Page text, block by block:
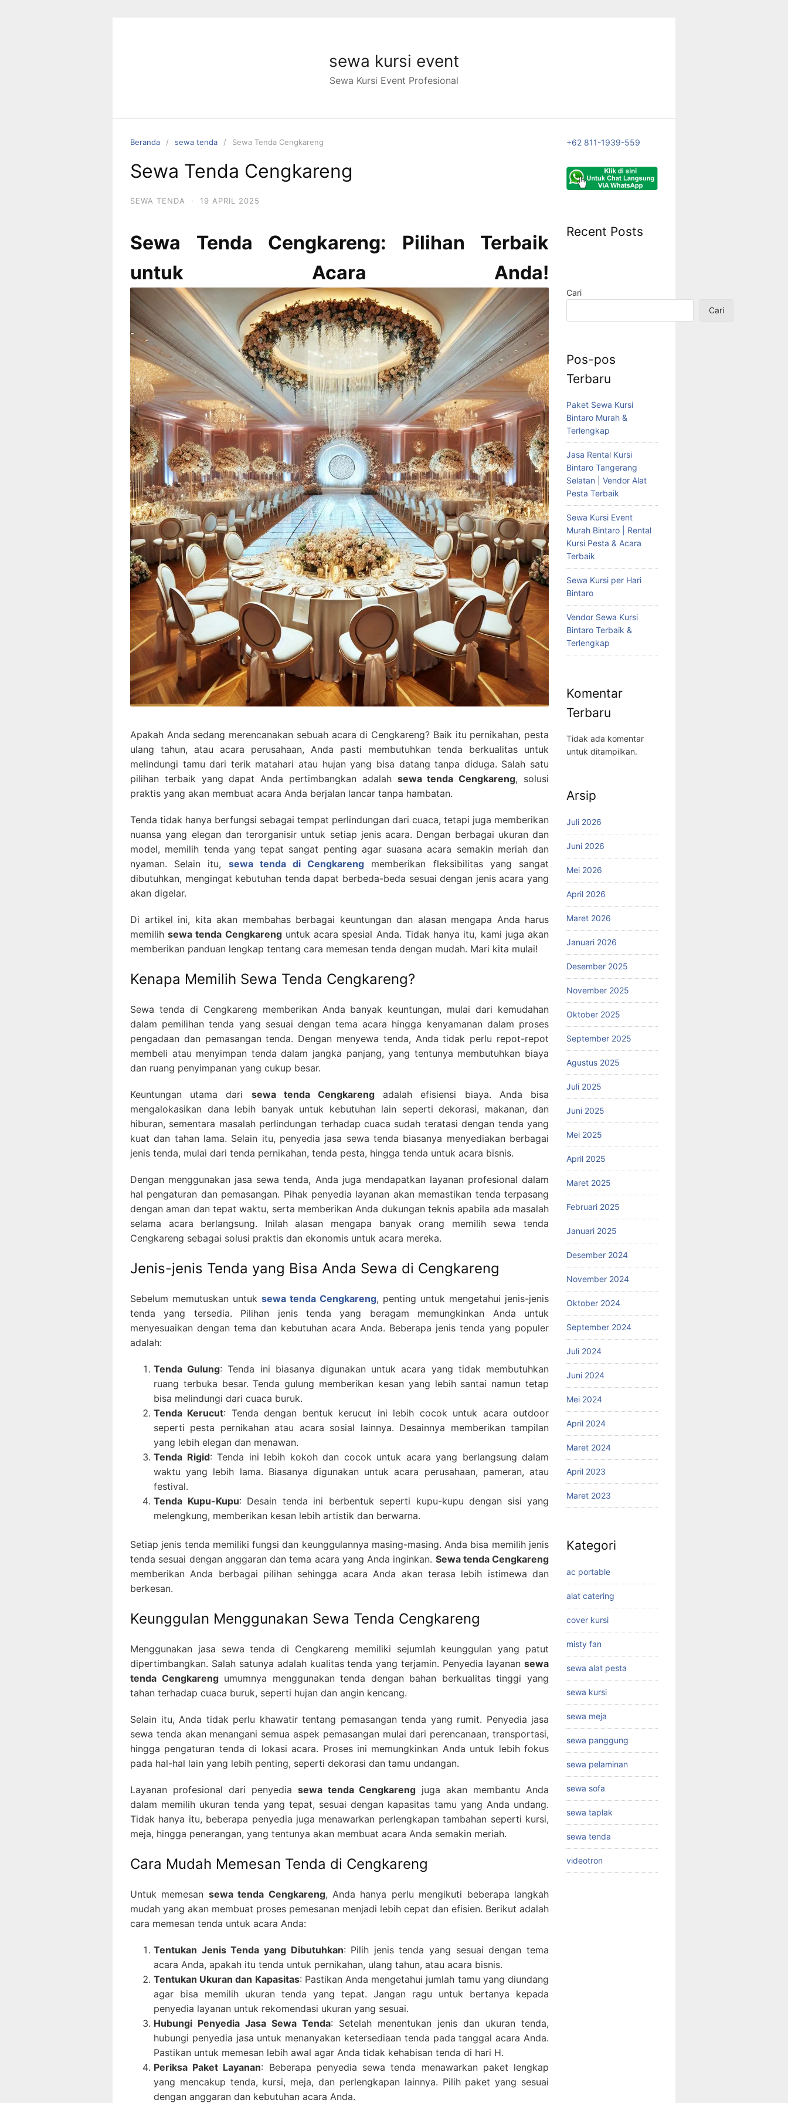
sewa kursi event
Sewa Kursi Event Profesional
Beranda sewa tenda Sewa Tenda Cengkareng
Sewa Tenda Cengkareng
SEWA TENDA · 19 APRIL 2025
Sewa Tenda Cengkareng: Pilihan Terbaik
untuk Acara Anda!
Apakah Anda sedang merencanakan sebuah acara di Cengkareng? Baik itu pernikahan, pesta
ulang tahun, atau acara perusahaan, Anda pasti membutuhkan tenda berkualitas untuk
melindungi tamu dari terik matahari atau hujan yang bisa datang tanpa diduga. Salah satu
pilihan terbaik yang dapat Anda pertimbangkan adalah sewa tenda Cengkareng, solusi
praktis yang akan membuat acara Anda berjalan lancar tanpa hambatan.
Tenda tidak hanya berfungsi sebagai tempat perlindungan dari cuaca, tetapi juga memberikan
nuansa yang elegan dan terorganisir untuk setiap jenis acara. Dengan berbagai ukuran dan
model, memilih tenda yang tepat sangat penting agar suasana acara semakin meriah dan
nyaman. Selain itu, sewa tenda di Cengkareng memberikan fleksibilitas yang sangat
dibutuhkan, mengingat kebutuhan tenda dapat berbeda-beda sesuai dengan jenis acara yang
akan digelar.
Di artikel ini, kita akan membahas berbagai keuntungan dan alasan mengapa Anda harus
memilihsewa tenda Cengkarenguntuk acara spesial Anda. Tidak hanya itu, kami juga akan
memberikan panduan lengkap tentang cara memesan tenda dengan mudah. Mari kita mulai!
Kenapa Memilih Sewa Tenda Cengkareng?
Sewa tenda di Cengkareng memberikan Anda banyak keuntungan, mulai dari kemudahan
dalam pemilihan tenda yang sesuai dengan tema acara hingga kenyamanan dalam proses
pengadaan dan pemasangan tenda. Dengan menyewa tenda, Anda tidak perlu repot-repot
membeli atau menyimpan tenda dalam jangka panjang, yang tentunya membutuhkan biaya
dan ruang penyimpanan yang cukup besar.
Keuntungan utama dari sewa tenda Cengkareng adalah efisiensi biaya. Anda bisa
mengalokasikan dana lebih banyak untuk kebutuhan lain seperti dekorasi, makanan, dan
hiburan, sementara masalah perlindungan terhadap cuaca sudah teratasi dengan tenda yang
kuat dan tahan lama. Selain itu, penyedia jasa sewa tenda biasanya menyediakan berbagai
jenis tenda, mulai dari tenda pernikahan, tenda pesta, hingga tenda untuk acara bisnis.
Dengan menggunakan jasa sewa tenda, Anda juga mendapatkan layanan profesional dalam
hal pengaturan dan pemasangan. Pihak penyedia layanan akan memastikan tenda terpasang
dengan aman dan tepat waktu, serta memberikan Anda dukungan teknis apabila ada masalah
selama acara berlangsung. Inilah alasan mengapa banyak orang memilih sewa tenda
Cengkareng sebagai solusi praktis dan ekonomis untuk acara mereka.
Jenis-jenis Tenda yang Bisa Anda Sewa di Cengkareng
Sebelum memutuskan untuk sewa tenda Cengkareng, penting untuk mengetahui jenis-jenis
tenda yang tersedia. Pilihan jenis tenda yang beragam memungkinkan Anda untuk
menyesuaikan dengan tema dan kebutuhan acara Anda. Beberapa jenis tenda yang populer
adalah:
Tenda Gulung: Tenda ini biasanya digunakan untuk acara yang tidak membutuhkan
ruang terbuka besar. Tenda gulung memberikan kesan yang lebih santai namun tetap
bisa melindungi dari cuaca buruk.
Tenda Kerucut: Tenda dengan bentuk kerucut ini lebih cocok untuk acara outdoor
seperti pesta pernikahan atau acara sosial lainnya. Desainnya memberikan tampilan
yang lebih elegan dan menawan.
Tenda Rigid: Tenda ini lebih kokoh dan cocok untuk acara yang berlangsung dalam
waktu yang lebih lama. Biasanya digunakan untuk acara perusahaan, pameran, atau
festival.
Tenda Kupu-Kupu: Desain tenda ini berbentuk seperti kupu-kupu dengan sisi yang
melengkung, memberikan kesan lebih artistik dan berwarna.
Setiap jenis tenda memiliki fungsi dan keunggulannya masing-masing. Anda bisa memilih jenis
tenda sesuai dengan anggaran dan tema acara yang Anda inginkan. Sewa tenda Cengkareng
memberikan Anda berbagai pilihan sehingga acara Anda akan terasa lebih istimewa dan
berkesan.
Keunggulan Menggunakan Sewa Tenda Cengkareng
Menggunakan jasa sewa tenda di Cengkareng memiliki sejumlah keunggulan yang patut
dipertimbangkan. Salah satunya adalah kualitas tenda yang terjamin. Penyedia layanan sewa
tenda Cengkarengumumnya menggunakan tenda dengan bahan berkualitas tinggi yang
tahan terhadap cuaca buruk, seperti hujan dan angin kencang.
Selain itu, Anda tidak perlu khawatir tentang pemasangan tenda yang rumit. Penyedia jasa
sewa tenda akan menangani semua aspek pemasangan mulai dari perencanaan, transportasi,
hingga pengaturan tenda di lokasi acara. Proses ini memungkinkan Anda untuk lebih fokus
pada hal-hal lain yang lebih penting, seperti dekorasi dan tamu undangan.
Layanan profesional dari penyedia sewa tenda Cengkareng juga akan membantu Anda
dalam memilih ukuran tenda yang tepat, sesuai dengan kapasitas tamu yang Anda undang.
Tidak hanya itu, beberapa penyedia juga menawarkan perlengkapan tambahan seperti kursi,
meja, hingga penerangan, yang tentunya akan membuat acara Anda semakin meriah.
Cara Mudah Memesan Tenda di Cengkareng
Untuk memesan sewa tenda Cengkareng, Anda hanya perlu mengikuti beberapa langkah
mudah yang akan membuat proses pemesanan menjadi lebih cepat dan efisien. Berikut adalah
cara memesan tenda untuk acara Anda:
Tentukan Jenis Tenda yang Dibutuhkan: Pilih jenis tenda yang sesuai dengan tema
acara Anda, apakah itu tenda untuk pernikahan, ulang tahun, atau acara bisnis.
Tentukan Ukuran dan Kapasitas: Pastikan Anda mengetahui jumlah tamu yang diundang
agar bisa memilih ukuran tenda yang tepat. Jangan ragu untuk bertanya kepada
penyedia layanan untuk rekomendasi ukuran yang sesuai.
Hubungi Penyedia Jasa Sewa Tenda: Setelah menentukan jenis dan ukuran tenda,
hubungi penyedia jasa untuk menanyakan ketersediaan tenda pada tanggal acara Anda.
Pastikan untuk memesan lebih awal agar Anda tidak kehabisan tenda di hari H.
Periksa Paket Layanan: Beberapa penyedia sewa tenda menawarkan paket lengkap
yang mencakup tenda, kursi, meja, dan perlengkapan lainnya. Pilih paket yang sesuai
dengan anggaran dan kebutuhan acara Anda.
+62 811-1939-559
Recent Posts
Cari
Cari
Pos-pos
Terbaru
Paket Sewa Kursi
Bintaro Murah &
Terlengkap
Jasa Rental Kursi
Bintaro Tangerang
Selatan | Vendor Alat
Pesta Terbaik
Sewa Kursi Event
Murah Bintaro | Rental
Kursi Pesta & Acara
Terbaik
Sewa Kursi per Hari
Bintaro
Vendor Sewa Kursi
Bintaro Terbaik &
Terlengkap
Komentar
Terbaru
Tidak ada komentar
untuk ditampilkan.
Arsip
Juli 2026
Juni 2026
Mei 2026
April 2026
Maret 2026
Januari 2026
Desember 2025
November 2025
Oktober 2025
September 2025
Agustus 2025
Juli 2025
Juni 2025
Mei 2025
April 2025
Maret 2025
Februari 2025
Januari 2025
Desember 2024
November 2024
Oktober 2024
September 2024
Juli 2024
Juni 2024
Mei 2024
April 2024
Maret 2024
April 2023
Maret 2023
Kategori
ac portable
alat catering
cover kursi
misty fan
sewa alat pesta
sewa kursi
sewa meja
sewa panggung
sewa pelaminan
sewa sofa
sewa taplak
sewa tenda
videotron